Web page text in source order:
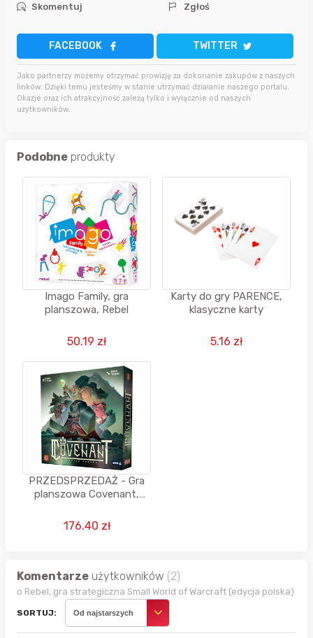
Skomentuj Zgłoś
FACEBOOK TWITTER
Jako partnerzy możemy otrzymać prowizję za dokonanie zakupów z naszych
linków. Dzięki temu jesteśmy w stanie utrzymać działanie naszego portalu.
Okazje oraz ich atrakcyjność zależą tylko i wyłącznie od naszych
użytkowników.
Podobne produkty
Imago Family, gra
planszowa, Rebel
50.19 zł
Karty do gry PARENCE,
klasyczne karty
5.16 zł
PRZEDSPRZEDAŻ - Gra
planszowa Covenant,
176.40 zł
Komentarze użytkowników (2)
o Rebel, gra strategiczna Small World of Warcraft (edycja polska)
SORTUJ: Od najstarszych